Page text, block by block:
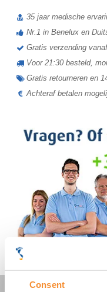
Consent
35 jaar medische
Nr.1 in Benelux en
Gratis verzending
Voor 21:30 besteld,
Gratis retourneren en
Achteraf betalen